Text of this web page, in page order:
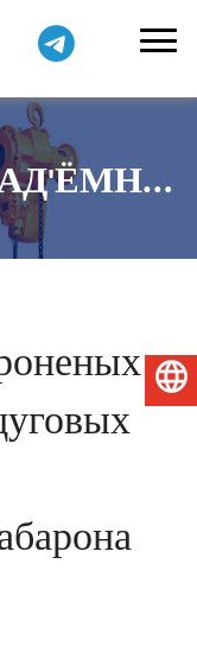
Беларуская мова